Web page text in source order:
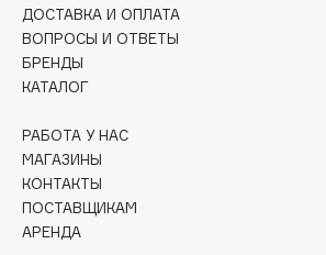
Cottolina
Crescina
Cunzite
D
d'Alba
ДОСТАВКА И ОПЛАТА
ВОПРОСЫ И ОТВЕТЫ
БРЕНДЫ
КАТАЛОГ
РАБОТА У НАС
МАГАЗИНЫ
КОНТАКТЫ
ПОСТАВЩИКАМ
АРЕНДА